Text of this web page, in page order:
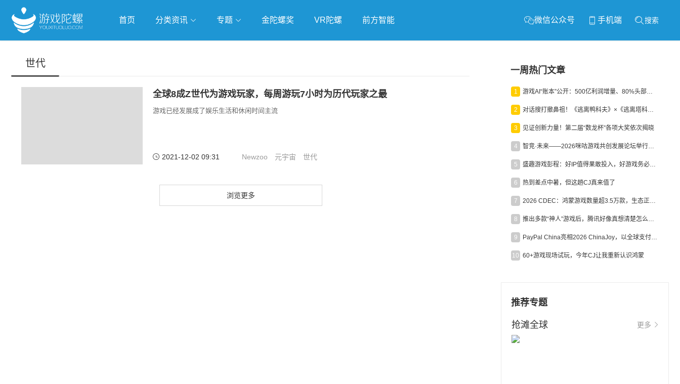
首页 分类资讯 专题 金陀螺奖 VR陀螺 前方智能 微信公众号 手机端 搜索
世代
全球8成Z世代为游戏玩家，每周游玩7小时为历代玩家之最
游戏已经发展成了娱乐生活和休闲时间主流
2021-12-02 09:31 Newzoo 元宇宙 世代
浏览更多
一周热门文章
1 游戏AI“账本”公开：500亿利润增量、80%头部入局，谁在闷声发财？
2 对话搜打撤鼻祖！《逃离鸭科夫》×《逃离塔科夫》官方线下沙龙落幕
3 见证创新力量！第二届“数龙杯”各项大奖依次揭晓
4 智竞·未来——2026咪咕游戏共创发展论坛举行：聚力精品内容、AI创作与电竞生态，共建高品质益智健康游戏社区
5 盛趣游戏彭程：好IP值得果敢投入，好游戏务必长效经营
6 热到差点中暑，但这趟CJ真来值了
7 2026 CDEC：鸿蒙游戏数量超3.5万款，生态正循环加速产业高质量发展
8 推出多款“神人”游戏后，腾讯好像真想清楚怎么做二次元了
9 PayPal China亮相2026 ChinaJoy，以全球支付能力助力中国游戏企业深化全球运营
10 60+游戏现场试玩，今年CJ让我重新认识鸿蒙
推荐专题
抢滩全球 更多